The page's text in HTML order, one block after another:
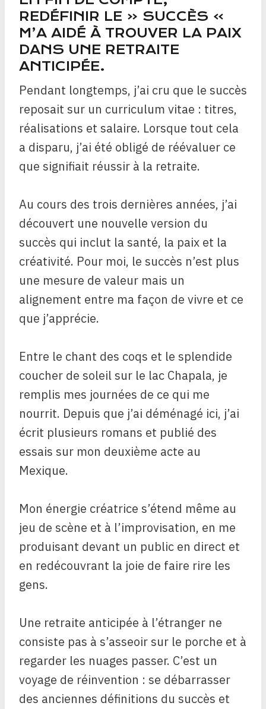
REDÉFINIR LE « SUCCÈS »
M’A AIDÉ À TROUVER LA PAIX
DANS UNE RETRAITE
ANTICIPÉE.
Pendant longtemps, j’ai cru que le succès
reposait sur un curriculum vitae : titres,
réalisations et salaire. Lorsque tout cela
a disparu, j’ai été obligé de réévaluer ce
que signifiait réussir à la retraite.
Au cours des trois dernières années, j’ai
découvert une nouvelle version du
succès qui inclut la santé, la paix et la
créativité. Pour moi, le succès n’est plus
une mesure de valeur mais un
alignement entre ma façon de vivre et ce
que j’apprécie.
Entre le chant des coqs et le splendide
coucher de soleil sur le lac Chapala, je
remplis mes journées de ce qui me
nourrit. Depuis que j’ai déménagé ici, j’ai
écrit plusieurs romans et publié des
essais sur mon deuxième acte au
Mexique.
Mon énergie créatrice s’étend même au
jeu de scène et à l’improvisation, en me
produisant devant un public en direct et
en redécouvrant la joie de faire rire les
gens.
Une retraite anticipée à l’étranger ne
consiste pas à s’asseoir sur le porche et à
regarder les nuages ​​passer. C’est un
voyage de réinvention : se débarrasser
des anciennes définitions du succès et